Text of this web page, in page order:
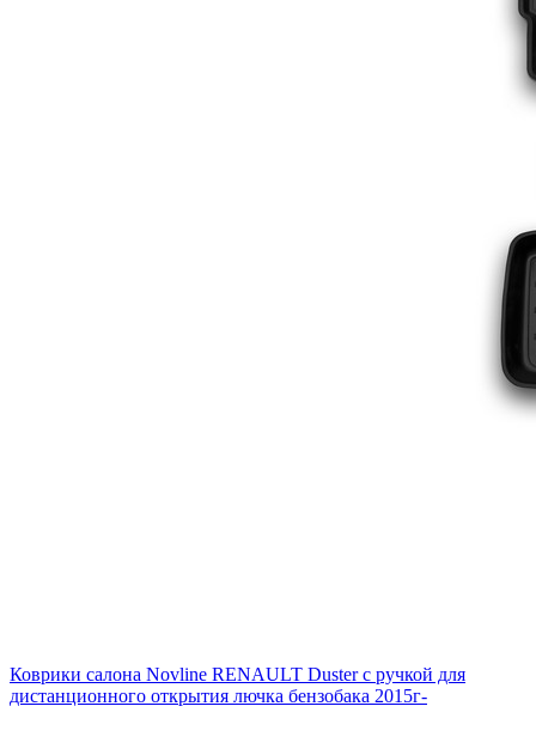
Коврики салона Novline RENAULT Duster с ручкой для
дистанционного открытия лючка бензобака 2015г-